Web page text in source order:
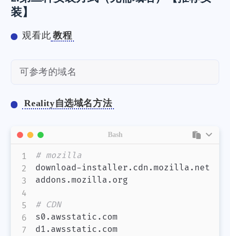
装】
观看此 教程
可参考的域名
Reality自选域名方法
# mozilla
download-installer.cdn.mozilla.net
addons.mozilla.org
# CDN
s0.awsstatic.com
d1.awsstatic.com
Bash